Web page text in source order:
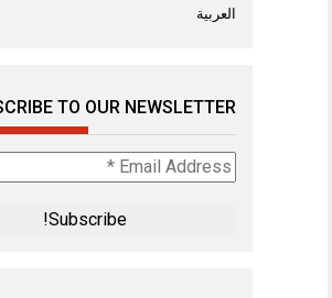
العربية
TO OUR NEWSLETTER
Email
Address